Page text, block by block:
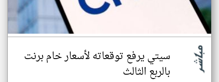
سيتي يرفع توقعاته لأسعار خام برنت
بالربع الثالث